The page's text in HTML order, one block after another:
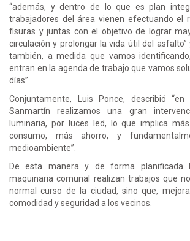
“además, y dentro de lo que es plan
trabajadores del área vienen efectuando el
fisuras y juntas con el objetivo de lograr
circulación y prolongar la vida útil del asfalto”
también, a medida que vamos
entran en la agenda de trabajo que vamos
días”.
Conjuntamente, Luis Ponce, describió
Sanmartín realizamos una gran
luminaria, por luces led, lo que implica
consumo, más ahorro, y
medioambiente”.
De esta manera y de forma planificada
maquinaria comunal realizan trabajos que
normal curso de la ciudad, sino que,
comodidad y seguridad a los vecinos.